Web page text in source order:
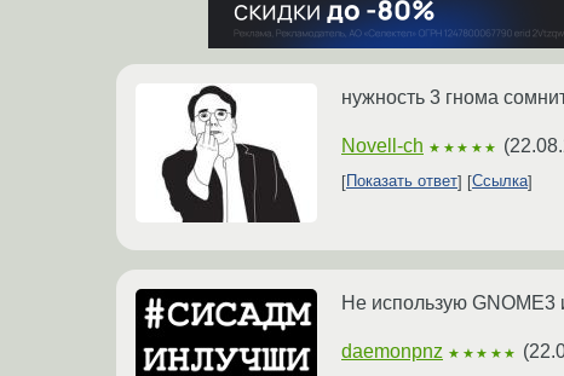
нужность 3 гнома
Novell-ch ★★★★★ (
Показать ответ Ссылка
Не использую
daemonpnz ★★★★★ (